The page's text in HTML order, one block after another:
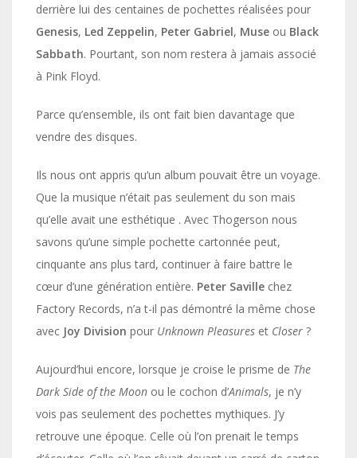
derrière lui des centaines de pochettes réalisées pour
Genesis, Led Zeppelin, Peter Gabriel, Muse ou Black
Sabbath. Pourtant, son nom restera à jamais associé
à Pink Floyd.
Parce qu’ensemble, ils ont fait bien davantage que
vendre des disques.
Ils nous ont appris qu’un album pouvait être un voyage.
Que la musique n’était pas seulement du son mais
qu’elle avait une esthétique . Avec Thogerson nous
savons qu’une simple pochette cartonnée peut,
cinquante ans plus tard, continuer à faire battre le
cœur d’une génération entière. Peter Saville chez
Factory Records, n’a t-il pas démontré la même chose
avec Joy Division pour Unknown Pleasures et Closer ?
Aujourd’hui encore, lorsque je croise le prisme de The
Dark Side of the Moon ou le cochon d’Animals, je n’y
vois pas seulement des pochettes mythiques. J’y
retrouve une époque. Celle où l’on prenait le temps